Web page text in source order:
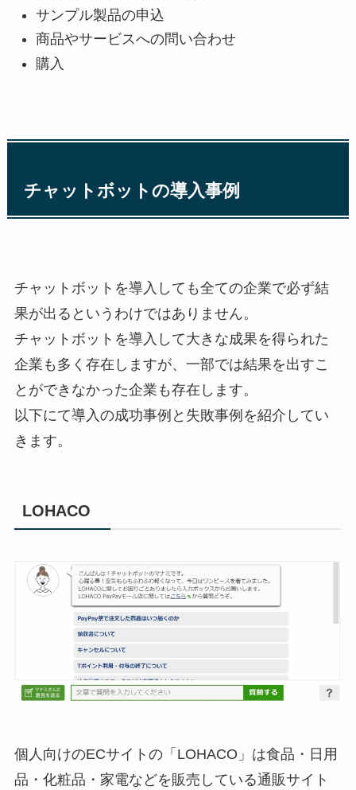
サンプル製品の申込
商品やサービスへの問い合わせ
購入
チャットボットの導入事例
チャットボットを導入しても全ての企業で必ず結
果が出るというわけではありません。
チャットボットを導入して大きな成果を得られた
企業も多く存在しますが、一部では結果を出すこ
とができなかった企業も存在します。
以下にて導入の成功事例と失敗事例を紹介してい
きます。
LOHACO
個人向けのECサイトの「LOHACO」は食品・日用
品・化粧品・家電などを販売している通販サイト